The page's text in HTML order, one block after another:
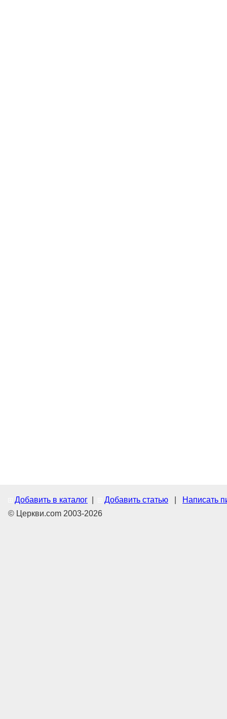
Добавить в каталог Добавить статью
Написать
© Церкви.com 2003-2026